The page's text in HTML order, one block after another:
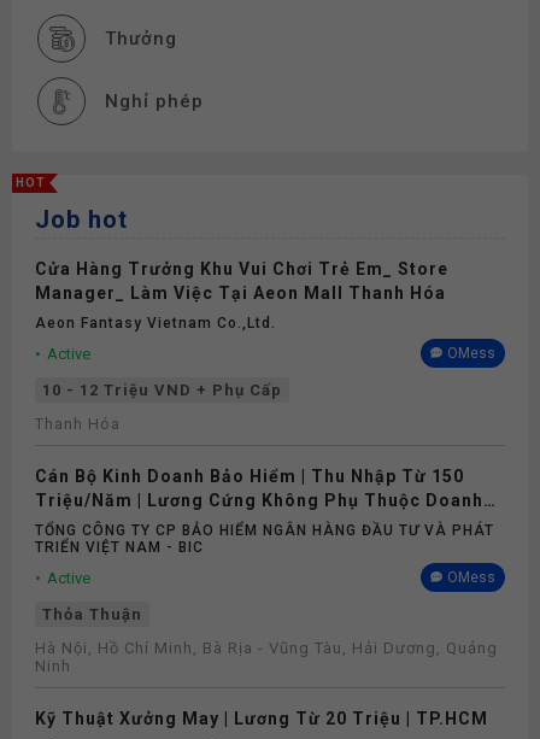
Thưởng
Nghỉ phép
HOT
Job hot
Cửa Hàng Trưởng Khu Vui Chơi Trẻ Em_ Store
Manager_ Làm Việc Tại Aeon Mall Thanh Hóa
Aeon Fantasy Vietnam Co.,ltd.
Active OMess
10 - 12 Triệu VND + Phụ Cấp
Thanh Hóa
Cán Bộ Kinh Doanh Bảo Hiểm | Thu Nhập Từ 150
Triệu/Năm | Lương Cứng Không Phụ Thuộc Doanh
Số
TỔNG CÔNG TY CP BẢO HIỂM NGÂN HÀNG ĐẦU TƯ VÀ PHÁT
TRIỂN VIỆT NAM - BIC
Active OMess
Thỏa Thuận
Hà Nội, Hồ Chí Minh, Bà Rịa - Vũng Tàu, Hải Dương, Quảng
Ninh
Kỹ Thuật Xưởng May | Lương Từ 20 Triệu | TP.HCM